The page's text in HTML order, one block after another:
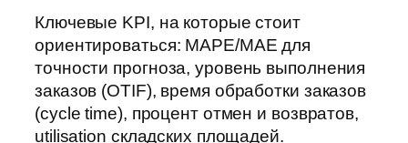
Ключевые KPI, на которые стоит
ориентироваться: MAPE/MAE для
точности прогноза, уровень выполнения
заказов (OTIF), время обработки заказов
(cycle time), процент отмен и возвратов,
utilisation складских площадей.